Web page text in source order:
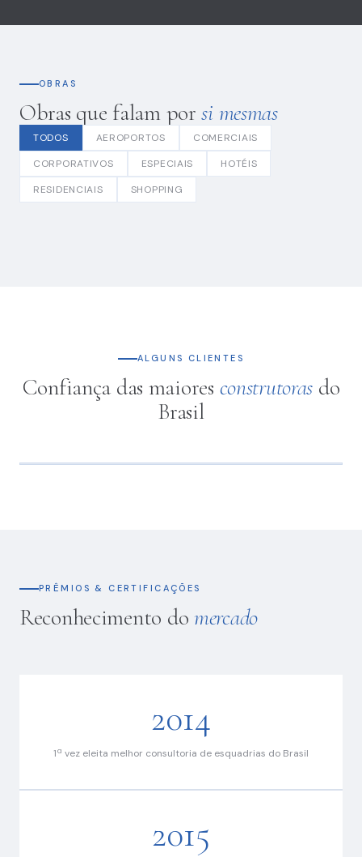
OBRAS
Obras que falam porsi mesmas
TODOS AEROPORTOS
COMERCIAIS
CORPORATIVOS
ESPECIAIS
HOTÉIS
RESIDENCIAIS
SHOPPING
ALGUNS CLIENTES
Confiança das maiores construtoras do
Brasil
PRÊMIOS & CERTIFICAÇÕES
Reconhecimento do mercado
2014
1ª vez eleita melhor consultoria de esquadrias do Brasil
2015